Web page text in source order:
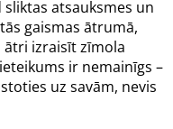
atsauksmes un
gaismas ātrumā,
izraisīt zīmola
ir nemainīgs –
uz savām, nevis